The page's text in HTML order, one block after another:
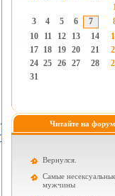
3
4 5 6 7
10
11 12 13 14
17
18 19 20 21
24 25 26 27 28
31
Читайте на
Вернулся.
Самые
мужчины